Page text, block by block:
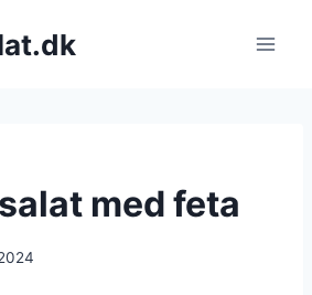
med feta